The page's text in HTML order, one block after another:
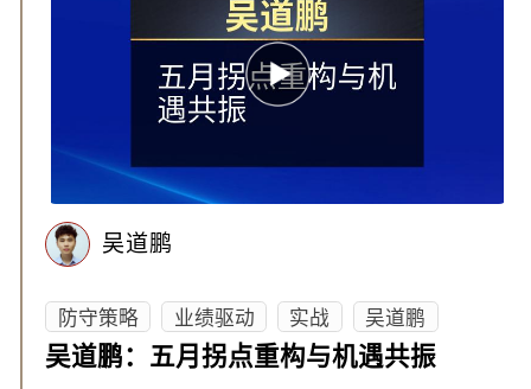
吴道鹏
防守策略 业绩驱动 实战
吴道鹏
吴道鹏：五月拐点重构与机遇共振